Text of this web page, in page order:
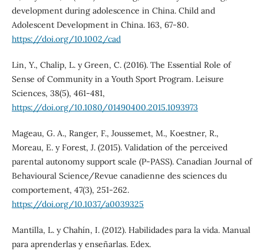
development during adolescence in China. Child and
Adolescent Development in China. 163, 67-80.
https://doi.org/10.1002/cad
Lin, Y., Chalip, L. y Green, C. (2016). The Essential Role of
Sense of Community in a Youth Sport Program. Leisure
Sciences, 38(5), 461-481,
https://doi.org/10.1080/01490400.2015.1093973
Mageau, G. A., Ranger, F., Joussemet, M., Koestner, R.,
Moreau, E. y Forest, J. (2015). Validation of the perceived
parental autonomy support scale (P-PASS). Canadian Journal of
Behavioural Science/Revue canadienne des sciences du
comportement, 47(3), 251-262.
https://doi.org/10.1037/a0039325
Mantilla, L. y Chahín, I. (2012). Habilidades para la vida. Manual
para aprenderlas y enseñarlas. Edex.